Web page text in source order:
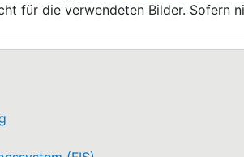
für die verwendeten Bilder. Sofern